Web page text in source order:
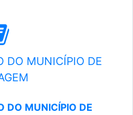
DO MUNICÍPIO DE
DO MUNICÍPIO DE